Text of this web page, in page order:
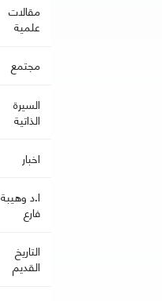
مقالات
علمية
مجتمع
السيرة
الذاتية
اخبار
ا.د وهيبة
فارع
التاريخ
القديم